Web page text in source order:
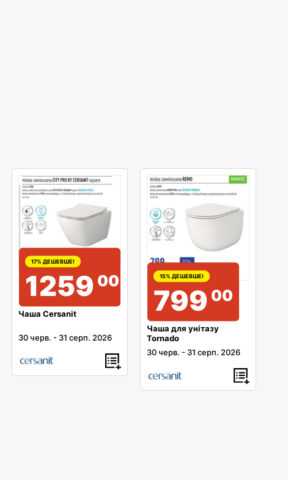
17% ДЕШЕВШЕ!
1259 00
Чаша Cersanit
30 черв. - 31 серп. 2026
15% ДЕШЕВШЕ!
799 00
Чаша для унітазу
Tornado
30 черв. - 31 серп. 2026